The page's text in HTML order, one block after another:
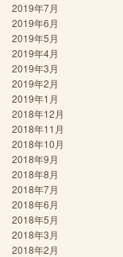
2019年7月
2019年6月
2019年5月
2019年4月
2019年3月
2019年2月
2019年1月
2018年12月
2018年11月
2018年10月
2018年9月
2018年8月
2018年7月
2018年6月
2018年5月
2018年3月
2018年2月